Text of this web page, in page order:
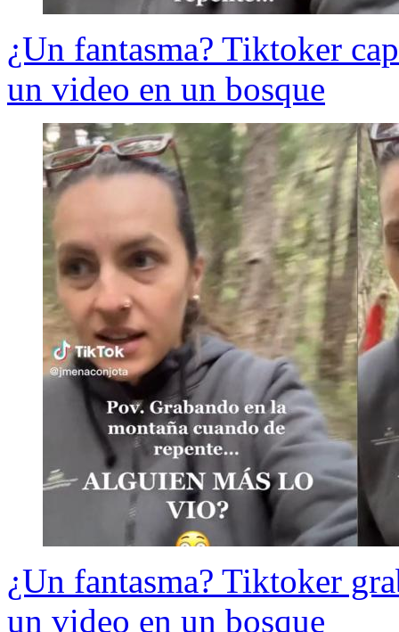
¿Un fantasma? Tiktoker
un video en un bosque
¿Un fantasma? Tiktoker
un video en un bosque